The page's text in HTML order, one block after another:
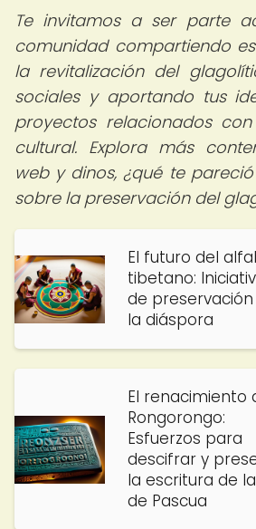
Te invitamos a ser parte
comunidad compartiendo
la revitalización del
socialesy aportando tus
proyectos relacionados
cultural. Explora más
web y dinos, ¿qué te
sobre la preservación del
El futuro del
tibetano:
de
la diáspora
El renacimiento
Rongorongo:
Esfuerzos para
descifrar y
la escritura de
de Pascua